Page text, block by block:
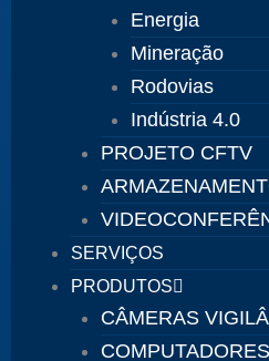
Energia
Mineração
Rodovias
Indústria 4.0
PROJETO CFTV
SERVIÇOS
PRODUTOS
CÂMERAS
COMPUTADORES